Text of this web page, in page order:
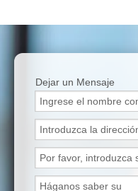
Dejar un Mensaje